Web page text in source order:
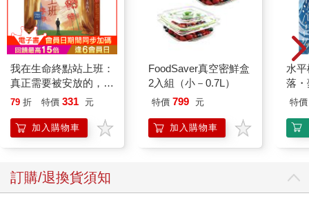
舞劇中。正如一位老副官在沙俄政權崩潰前夕對困惑的法國大使
所說，在許多俄羅斯人看來，觀賞表演代表「俄國社會過去的真
實寫照，不僅過去如此，現在、未來也都該如此，充滿秩序、嚴
謹、對稱的社會，處處細節都照顧到。」
在尼古拉步步退縮時，他也在不經意間削弱了自己的神聖光環。
該光環以兩項名義為基礎，包含他錯誤的民族主義，以及宣稱自
己為子民的代表。從一些小事上就可以觀察到這一點。舉例來
註銷。他甚至允許自己的形像出現在托盤、瓷器、糖果盒和圍巾
等俗氣的紀念品上（不過手帕則被嚴格禁止），這讓一眾審查員
舞臺上扮演自己，以他們卑微的舞者形象呈現沙皇的威嚴。
我在生命終點站上班：
真正需要被安放的，其
實是留下來的人
79 折 特價 331 元
加入購物車
FoodSaver真空密鮮盒
2入組（小－0.7L）
特價 799 元
加入購物車
水
落
特價
訂購/退換貨須知